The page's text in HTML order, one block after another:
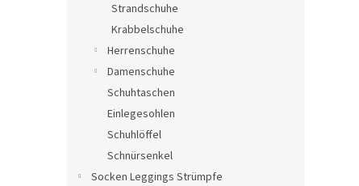
Strandschuhe
Krabbelschuhe
Herrenschuhe
Damenschuhe
Schuhtaschen
Einlegesohlen
Schuhlöffel
Schnürsenkel
Socken Leggings Strümpfe